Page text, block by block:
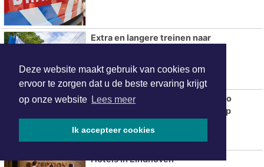
Deze website maakt gebruik van cookies om
ervoor te zorgen dat u de beste ervaring krijgt
op onze website Lees meer
Ik accepteer cookies
Extra en langere treinen naar
Betaalbare trouwringen kopen: zo
bespaar je zonder in te leveren op
Hotels in Eindhoven